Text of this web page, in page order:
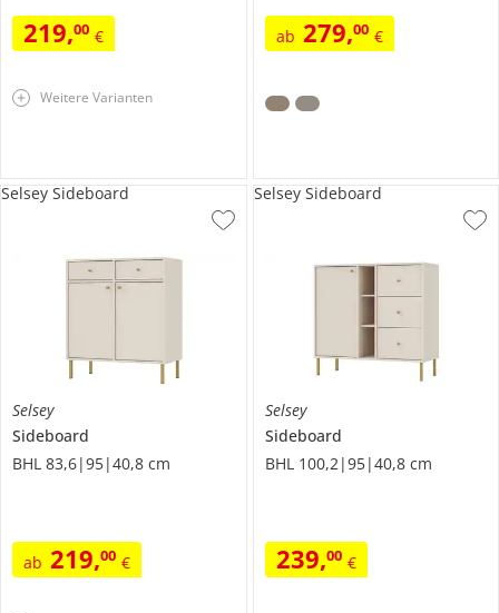
219,00 €
Weitere Varianten
ab 279,00 €
Selsey
Sideboard
BHL 83,6|95|40,8 cm
ab 219,00 €
Selsey Sideboard
Selsey
Sideboard
BHL 100,2|95|40,8 cm
239,00 €
Selsey Sideboard